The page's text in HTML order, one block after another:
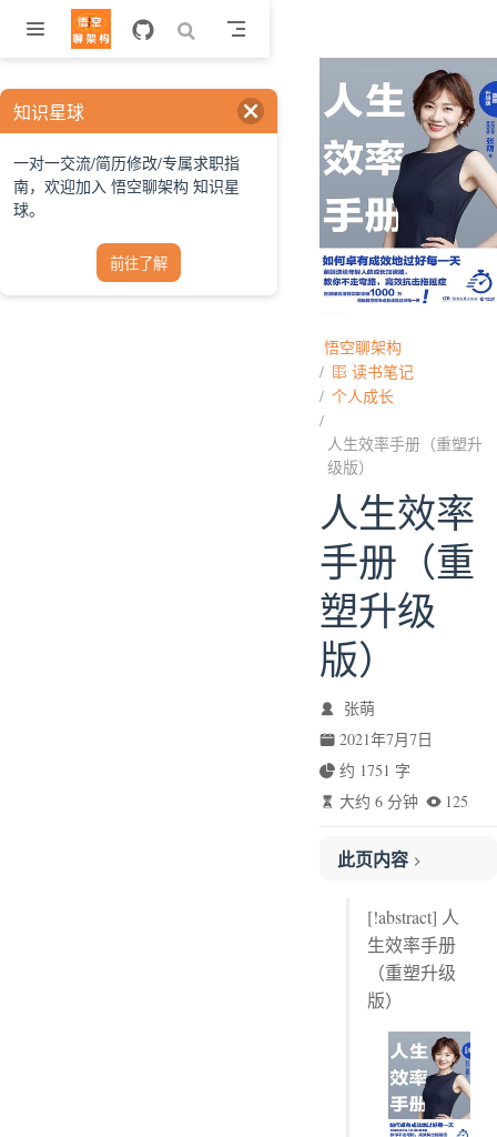
跳至主要內容
悟空聊架构
读书笔记
个人成长
人生效率手册（重塑升
级版）
人生效率
手册（重
塑升级
版）
张萌
2021年7月7日
约 1751 字
大约 6 分钟
125
此页内容
02 《赢·效率手册》：良好的计划等于成功的一半
03 目标设定与目标分解
02 全面打造自我学习系统：建立精学和泛学体系
[!abstract] 人
生效率手册
（重塑升级
版）
知识星球
一对一交流/简历修改/专属求职指
南，欢迎加入 悟空聊架构 知识星
球。
前往了解